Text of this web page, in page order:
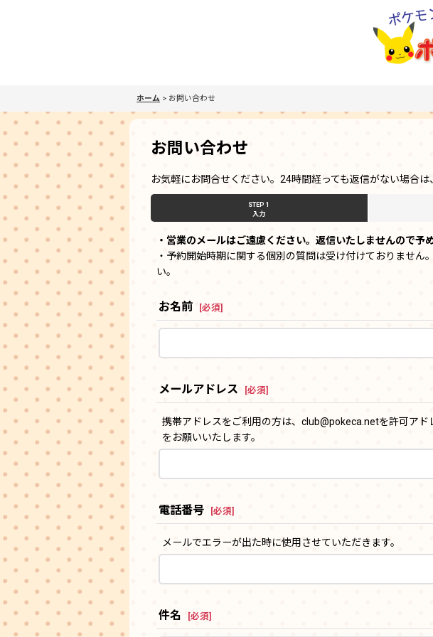
ホーム > お問い合わせ
お問い合わせ
お気軽にお問合せください。24時間経っても返信がない場合
STEP 1
入力
・営業のメールはご遠慮ください。返信いたしませんので予
・予約開始時期に関する個別の質問は受け付けておりませ
い。
お名前 [必須]
メールアドレス [必須]
携帯アドレスをご利用の方は、club@pokeca.netを許可ア
をお願いいたします。
電話番号 [必須]
メールでエラーが出た時に使用させていただきます。
件名 [必須]